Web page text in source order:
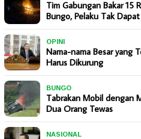
Tim Gabungan Bakar 15
Bungo, Pelaku Tak Dapat
OPINI
Nama-nama Besar yang
Harus Dikurung
BUNGO
Tabrakan Mobil dengan
Dua Orang Tewas
NASIONAL